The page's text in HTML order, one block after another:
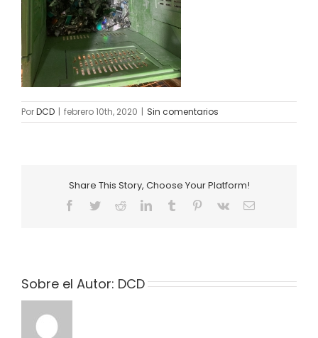
PorDCD | febrero 10th, 2020 | Sin comentarios
Share This Story, Choose Your Platform!
Facebook
TwitterRedditLinkedInTumblr Pinterest
Vk
Correo
Sobre el Autor: DCD